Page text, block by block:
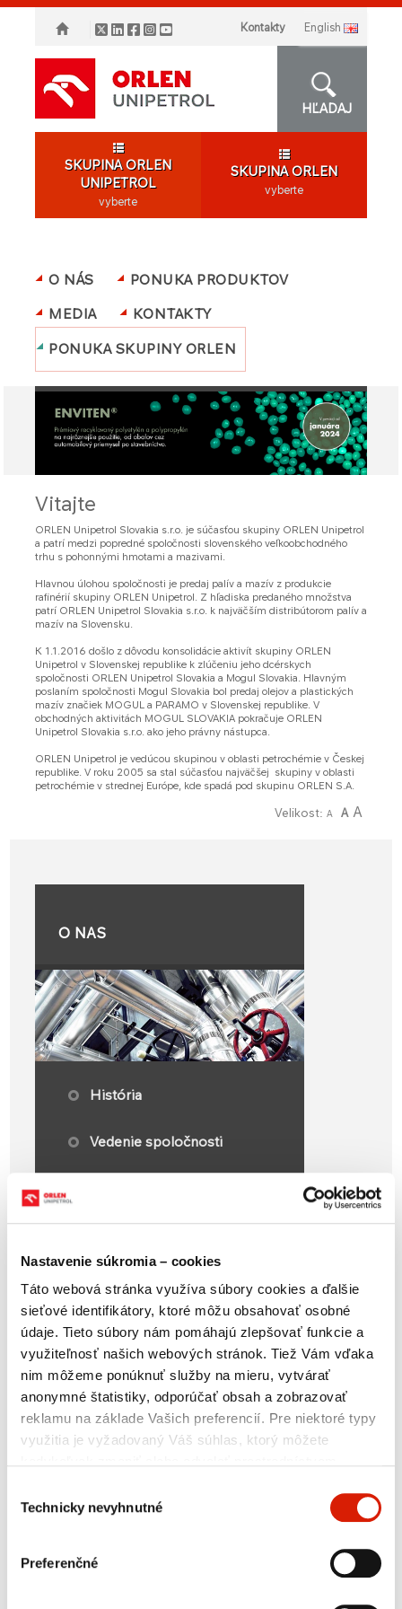
Nastavenie súkromia – cookies
Táto webová stránka využíva súbory cookies a ďalšie
sieťové identifikátory, ktoré môžu obsahovať osobné
údaje. Tieto súbory nám pomáhajú zlepšovať funkcie a
využiteľnosť našich webových stránok. Tiež Vám vďaka
nim môžeme ponúknuť služby na mieru, vytvárať
anonymné štatistiky, odporúčať obsah a zobrazovať
reklamu na základe Vašich preferencií. Pre niektoré typy
využitia je vyžadovaný Váš súhlas, ktorý môžete
kedykoľvek vyvolať v sekcii
Zásady ochrany osobných
. Jednotlivé typy cookies a ďalšie informácie
nájdete nižšie v tabuľke. V prípade nejasností alebo pre
výkon Vašich práv nás neváhajte kontaktovať alebo
súhlasu
Technicky nevyhnutné
Preferenčné
Kontakty english
HĽADAJ
SKUPINA ORLEN
UNIPETROL
vyberte
SKUPINA ORLEN
vyberte
O NÁS
PONUKA PRODUKTOV
MEDIA
KONTAKTY
PONUKA SKUPINY ORLEN
Vitajte
ORLEN Unipetrol Slovakia s.r.o. je súčasťou skupiny ORLEN Unipetrol
a patrí medzi popredné spoločnosti slovenského veľkoobchodného
trhu s pohonnými hmotami a mazivami.
Hlavnou úlohou spoločnosti je predaj palív a mazív z produkcie
rafinérií skupiny ORLEN Unipetrol. Z hľadiska predaného množstva
patrí ORLEN Unipetrol Slovakia s.r.o. k najväčším distribútorom palív a
mazív na Slovensku.
K 1.1.2016 došlo z dôvodu konsolidácie aktivít skupiny ORLEN
Unipetrol v Slovenskej republike k zlúčeniu jeho dcérskych
spoločnosti ORLEN Unipetrol Slovakia a Mogul Slovakia. Hlavným
poslaním spoločnosti Mogul Slovakia bol predaj olejov a plastických
mazív značiek MOGUL a PARAMO v Slovenskej republike. V
obchodných aktivitách MOGUL SLOVAKIA pokračuje ORLEN
Unipetrol Slovakia s.r.o. ako jeho právny nástupca.
ORLEN Unipetrol je vedúcou skupinou v oblasti petrochémie v Českej
republike. V roku 2005 sa stal súčasťou najväčšej skupiny v oblasti
petrochémie v strednej Európe, kde spadá pod skupinu ORLEN S.A.
Velikost: A A A
O NAS
​História
Vedenie spoločnosti
VIAC
POHONNE HMOTY
Benzíny